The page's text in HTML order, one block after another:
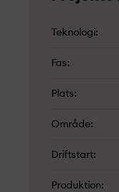
Teknologi
Fas
Plats
Område
Driftstart
Produktion